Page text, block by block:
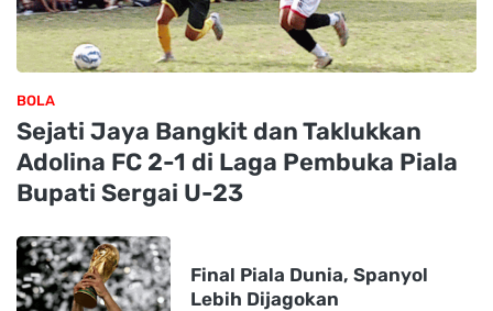
BOLA
Sejati Jaya Bangkit dan Taklukkan
Adolina FC 2-1 di Laga Pembuka Piala
Bupati Sergai U-23
Final Piala Dunia, Spanyol
Lebih Dijagokan